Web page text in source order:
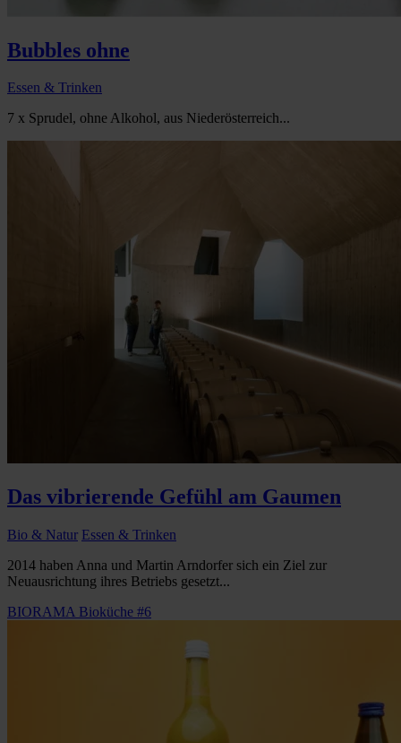
Bubbles ohne
Essen & Trinken
7 x Sprudel, ohne Alkohol, aus Niederösterreich...
Das vibrierende Gefühl am Gaumen
Bio & Natur Essen & Trinken
2014 haben Anna und Martin Arndorfer sich ein Ziel zur
Neuausrichtung ihres Betriebs gesetzt...
BIORAMA Bioküche #6